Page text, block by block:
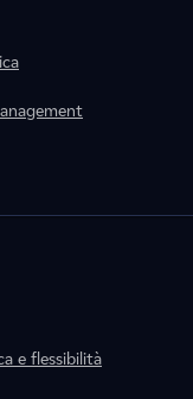
e flessibilità